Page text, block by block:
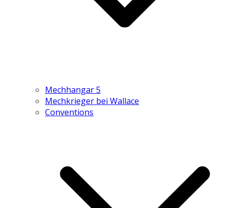
Mechhangar 5
Mechkrieger bei Wallace
Conventions